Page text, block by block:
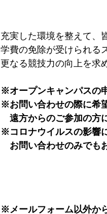
充実した環境を整えて、
学費の免除が受けられる
更なる競技力の向上を求
※オープンキャンパスの
※お問い合わせの際に希
遠方からのご参加の方
※コロナウイルスの影響
お問い合わせのみでも
※メールフォーム以外か